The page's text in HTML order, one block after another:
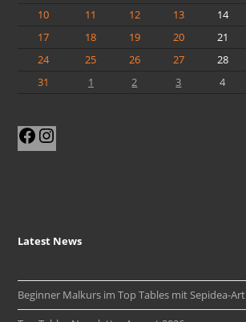
10
11 12 13 14
17
18 19 20 21
24
25 26 27 28
31
1 2 3 4
Facebook
Latest News
Beginner Malkurs im Top Tables mit Sepidea-Art